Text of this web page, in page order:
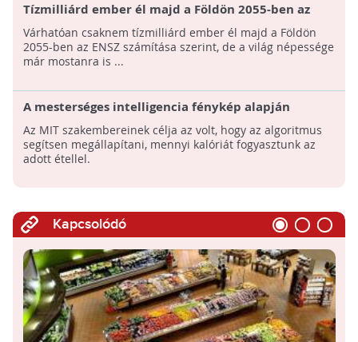
Tízmilliárd ember él majd a Földön 2055-ben az
ENSZ számítása szerint
Várhatóan csaknem tízmilliárd ember él majd a Földön
2055-ben az ENSZ számítása szerint, de a világ népessége
már mostanra is ...
A mesterséges intelligencia fénykép alapján
megmondja, milyen alapanyagokból készült az étel
Az MIT szakembereinek célja az volt, hogy az algoritmus
segítsen megállapítani, mennyi kalóriát fogyasztunk az
adott étellel.
Kapcsolódó